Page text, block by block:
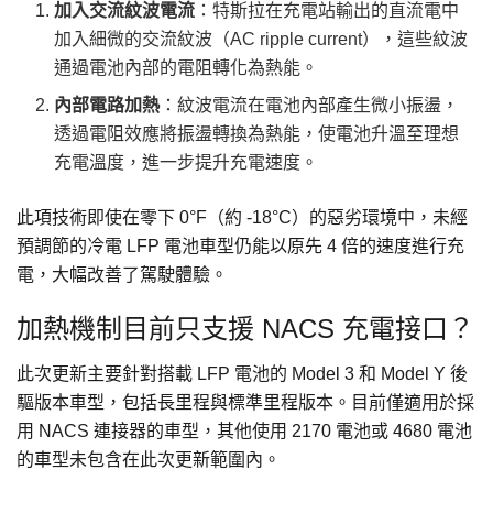
加入交流紋波電流 ：特斯拉在充電站輸出的直流電中
加入細微的交流紋波（AC ripple current），這些紋波
通過電池內部的電阻轉化為熱能。
內部電路加熱：紋波電流在電池內部產生微小振盪，
透過電阻效應將振盪轉換為熱能，使電池升溫至理想
充電溫度，進一步提升充電速度。
此項技術即使在零下 0°F（約 -18°C）的惡劣環境中，未經
預調節的冷電 LFP 電池車型仍能以原先 4 倍的速度進行充
電，大幅改善了駕駛體驗。
加熱機制目前只支援 NACS 充電接口？
此次更新主要針對搭載 LFP 電池的 Model 3 和 Model Y 後
驅版本車型，包括長里程與標準里程版本。目前僅適用於採
用 NACS 連接器的車型，其他使用 2170 電池或 4680 電池
的車型未包含在此次更新範圍內。